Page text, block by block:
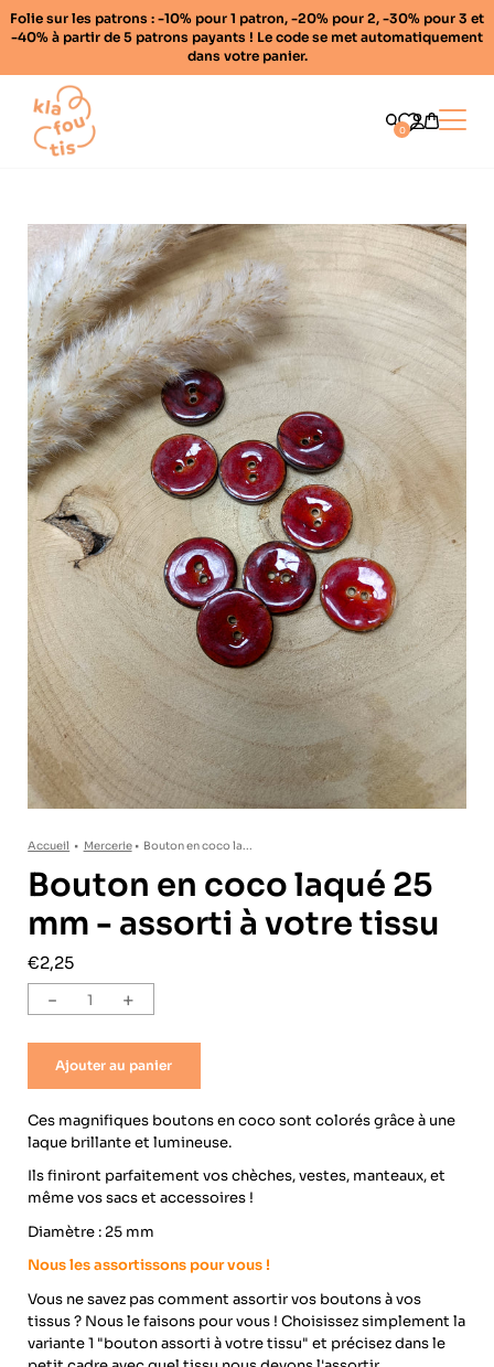
Folie sur les patrons : -10% pour 1 patron, -20% pour 2, -30% pour 3 et
-40% à partir de 5 patrons payants ! Le code se met automatiquement
dans votre panier.
Home
0
Accueil • Mercerie• Bouton en coco la...
Bouton en coco laqué 25
mm - assorti à votre tissu
€2,25
- +
Ajouter au panier
Ces magnifiques boutons en coco sont colorés grâce à une
laque brillante et lumineuse.
Ils finiront parfaitement vos chèches, vestes, manteaux, et
même vos sacs et accessoires !
Diamètre : 25 mm
Nous les assortissons pour vous !
Vous ne savez pas comment assortir vos boutons à vos
tissus ? Nous le faisons pour vous ! Choisissez simplement la
variante 1 "bouton assorti à votre tissu" et précisez dans le